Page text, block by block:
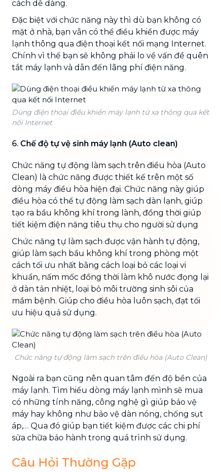
cách dễ dàng.
Đặc biệt với chức năng này thì dù bạn không có
mặt ở nhà, bạn vẫn có thể điều khiển được máy
lạnh thông qua điện thoại kết nối mạng Internet.
Chính vì thế bạn sẽ không phải lo về vấn đề quên
tắt máy lạnh và dẫn đến lãng phí điện năng.
Dùng điện thoại điều khiển máy lạnh từ xa thông qua kết
nối Internet
6. Chế độ tự vệ sinh máy lạnh (Auto clean)
Chức năng tự động làm sạch trên điều hòa (Auto
Clean) là chức năng được thiết kế trên một số
dòng máy điều hòa hiện đại. Chức năng này giúp
điều hòa có thể tự động làm sạch dàn lạnh, giúp
tạo ra bầu không khí trong lành, đồng thời giúp
tiết kiệm điện năng tiêu thụ cho người sử dụng
Chức năng tự làm sạch được vận hành tự động,
giúp làm sạch bầu không khí trong phòng một
cách tối ưu nhất bằng cách loại bỏ các loại vi
khuẩn, nấm mốc đồng thời làm khô nước đọng lại
ở dàn tản nhiệt, loại bỏ môi trường sinh sôi của
mầm bệnh. Giúp cho điều hòa luôn sạch, đạt tối
ưu hiệu quả sử dụng.
Chức năng tự động làm sạch trên điều hòa (Auto Clean)
Ngoài ra bạn cũng nên quan tâm đến độ bền của
máy lạnh. Tìm hiểu dòng máy lạnh mình sẽ mua
có những tính năng, công nghệ gì giúp bảo vệ
máy hay không như bảo vệ dàn nóng, chống sụt
áp,… Qua đó giúp bạn tiết kiệm được các chi phí
sửa chữa bảo hành trong quá trình sử dụng.
Câu Hỏi Thường Gặp